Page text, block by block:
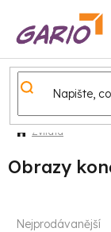
obsah
Zvířata
Obrazy
ŘNejprodávanější